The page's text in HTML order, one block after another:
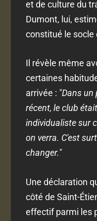
et de culture du
Dumont, lui,
constitué le socle
Il révèle même
certaines
arrivée : "Dans un
récent, le club
individualiste sur
on verra. C'est
changer."
Une déclaration
côté de Saint-
effectif parmi les